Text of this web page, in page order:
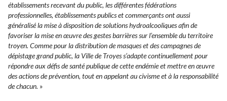
établissements recevant du public, les différentes fédérations
professionnelles, établissements publics et commerçants ont aussi
généralisé la mise à disposition de solutions hydroalcooliques afin de
favoriser la mise en œuvre des gestes barrières sur l’ensemble du territoire
troyen. Comme pour la distribution de masques et des campagnes de
dépistage grand public, la Ville de Troyes s’adapte continuellement pour
répondre aux défis de santé publique de cette endémie et mettre en œuvre
des actions de prévention, tout en appelant au civisme et à la responsabilité
de chacun. »